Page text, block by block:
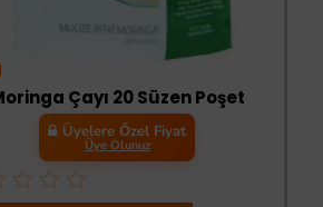
Çayı 20 Süzen Poşet
Üyelere Özel Fiyat
Üye Olunuz